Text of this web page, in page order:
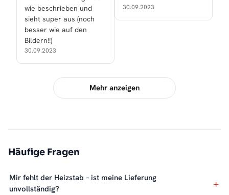
wie beschrieben und
sieht super aus (noch
besser wie auf den
Bildern!!)
30.09.2023
30.09.2023
Mehr anzeigen
Häufige Fragen
Mir fehlt der Heizstab – ist meine Lieferung
unvollständig?